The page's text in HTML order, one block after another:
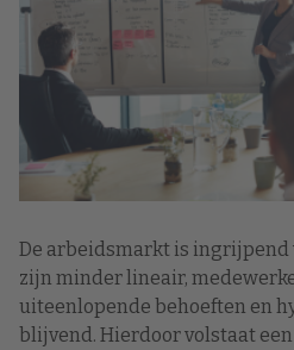
De arbeidsmarkt is ingrijpend
zijn minder lineair,
uiteenlopende behoeften en
blijvend. Hierdoor volstaat